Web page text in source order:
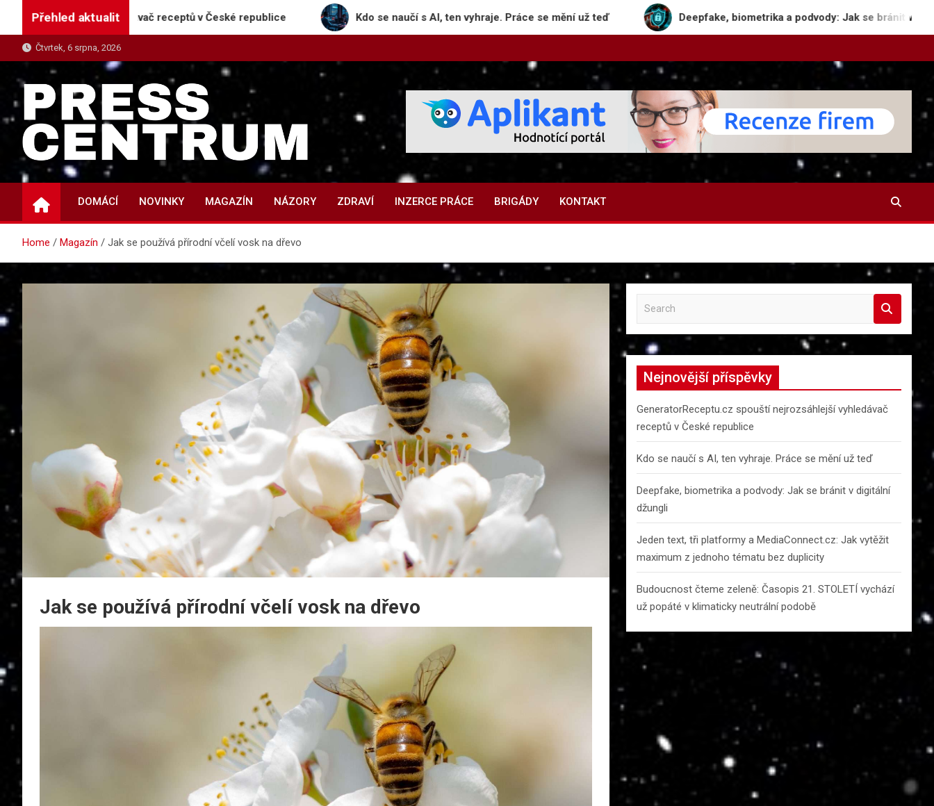
content
Přehled aktualit
vyhledávač receptů v České republice Kdo se naučí s AI, ten vyhraje. Práce se mění už teď Deepfake, biometrika a podvody: Jak se bránit v digitální džungli
Čtvrtek, 6 srpna, 2026
PRESS-CENTRUM.CZ
Magazín informací a tiskových zpráv
DOMÁCÍ NOVINKY MAGAZÍN NÁZORY ZDRAVÍ INZERCE PRÁCE BRIGÁDY KONTAKT
Home Magazín Jak se používá přírodní včelí vosk na dřevo
Jak se používá přírodní včelí vosk na dřevo
a
r
h
Nejnovější příspěvky
GeneratorReceptu.cz spouští nejrozsáhlejší vyhledávač
receptů v České republice
Kdo se naučí s AI, ten vyhraje. Práce se mění už teď
Deepfake, biometrika a podvody: Jak se bránit v digitální
džungli
Jeden text, tři platformy a MediaConnect.cz: Jak vytěžit
maximum z jednoho tématu bez duplicity
Budoucnost čteme zeleně: Časopis 21. STOLETÍ vychází
už popáté v klimaticky neutrální podobě